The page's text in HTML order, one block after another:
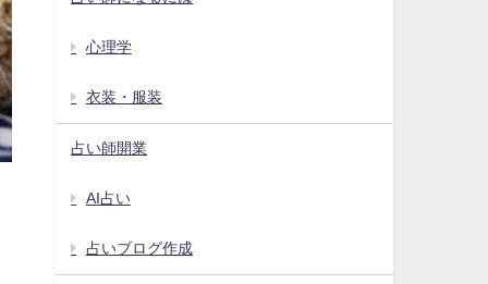
心理学
衣装・服装
占い師開業
AI占い
占いブログ作成